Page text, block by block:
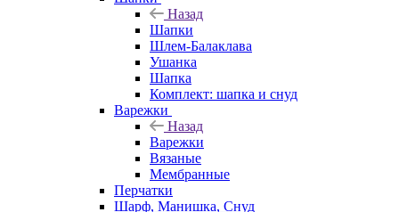
Назад
Шапки
Шлем-Балаклава
Ушанка
Шапка
Комплект: шапка и снуд
Варежки
Назад
Варежки
Вязаные
Мембранные
Перчатки
Шарф, Манишка, Снуд